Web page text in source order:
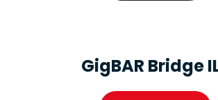
GigBAR Bridge